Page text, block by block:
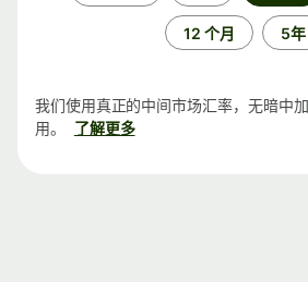
12 个月 5年
我们使用真正的中间市场汇率，无暗中
用。
了解更多